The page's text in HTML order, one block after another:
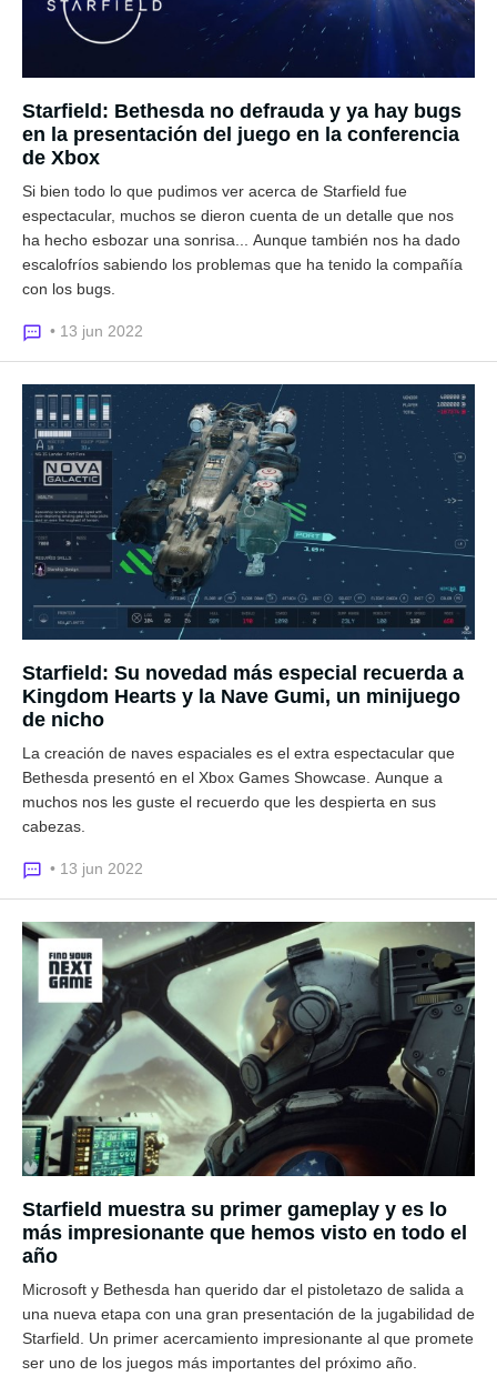
Starfield: Bethesda no defrauda y ya hay bugs
en la presentación del juego en la conferencia
de Xbox
Si bien todo lo que pudimos ver acerca de Starfield fue
espectacular, muchos se dieron cuenta de un detalle que nos
ha hecho esbozar una sonrisa... Aunque también nos ha dado
escalofríos sabiendo los problemas que ha tenido la compañía
con los bugs.
• 13 jun 2022
Starfield: Su novedad más especial recuerda a
Kingdom Hearts y la Nave Gumi, un minijuego
de nicho
La creación de naves espaciales es el extra espectacular que
Bethesda presentó en el Xbox Games Showcase. Aunque a
muchos nos les guste el recuerdo que les despierta en sus
cabezas.
• 13 jun 2022
Starfield muestra su primer gameplay y es lo
más impresionante que hemos visto en todo el
año
Microsoft y Bethesda han querido dar el pistoletazo de salida a
una nueva etapa con una gran presentación de la jugabilidad de
Starfield. Un primer acercamiento impresionante al que promete
ser uno de los juegos más importantes del próximo año.